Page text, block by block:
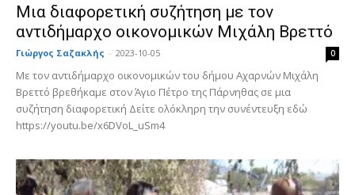
Μια διαφορετική συζήτηση με τον
αντιδήμαρχο οικονομικών Μιχάλη Βρεττό
Γιώργος Σαζακλής - 2023-10-05 0
Με τον αντιδήμαρχο οικονομικών του δήμου Αχαρνών Μιχάλη
Βρεττό βρεθήκαμε στον Άγιο Πέτρο της Πάρνηθας σε μια
συζήτηση διαφορετική Δείτε ολόκληρη την συνέντευξη εδώ
https://youtu.be/x6DVoL_uSm4